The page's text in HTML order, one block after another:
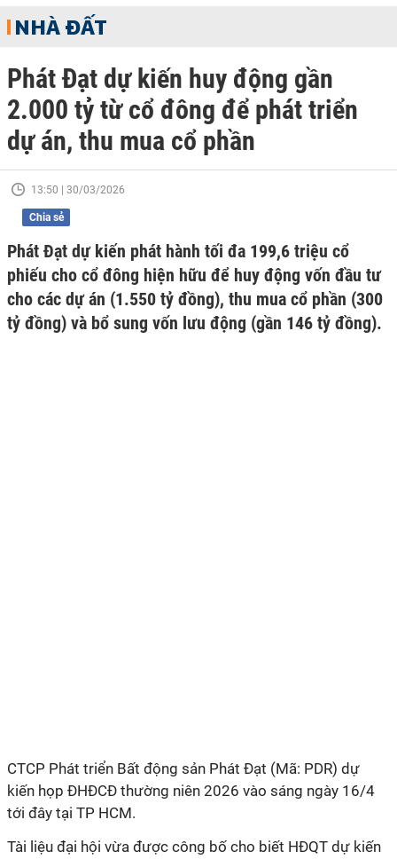
NHÀ ĐẤT
Phát Đạt dự kiến huy động gần
2.000 tỷ từ cổ đông để phát triển
dự án, thu mua cổ phần
13:50 | 30/03/2026
Chia sẻ
Phát Đạt dự kiến phát hành tối đa 199,6 triệu cổ
phiếu cho cổ đông hiện hữu để huy động vốn đầu tư
cho các dự án (1.550 tỷ đồng), thu mua cổ phần (300
tỷ đồng) và bổ sung vốn lưu động (gần 146 tỷ đồng).
CTCP Phát triển Bất động sản Phát Đạt (Mã: PDR) dự
kiến họp ĐHĐCĐ thường niên 2026 vào sáng ngày 16/4
tới đây tại TP HCM.
Tài liệu đại hội vừa được công bố cho biết HĐQT dự kiến